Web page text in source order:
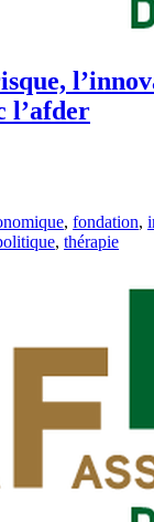
l’afder
, fondation,
, thérapie